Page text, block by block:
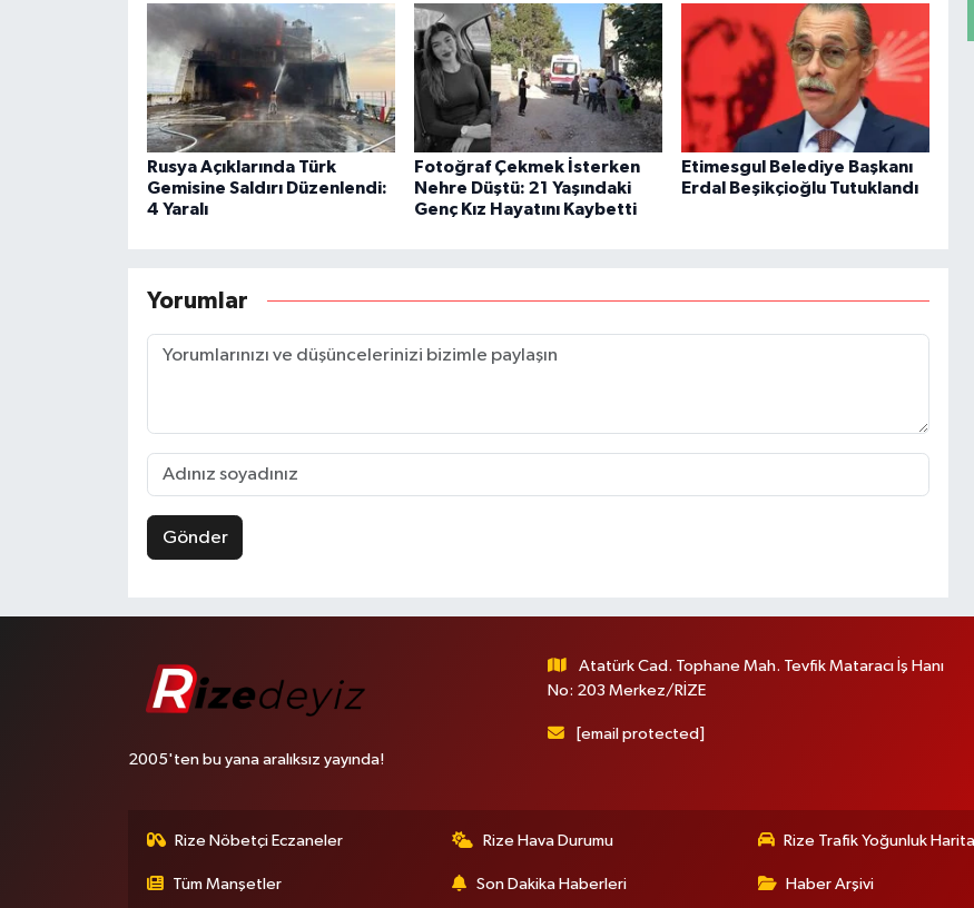
Rusya Açıklarında Türk
Gemisine Saldırı Düzenlendi:
4 Yaralı
Fotoğraf Çekmek İsterken
Nehre Düştü: 21 Yaşındaki
Genç Kız Hayatını Kaybetti
Etimesgul Belediye Başkanı
Erdal Beşikçioğlu Tutuklandı
Yorumlar
Gönder
2005'ten bu yana aralıksız yayında!
Atatürk Cad. Tophane Mah. Tevfik Mataracı İş Hanı
No: 203 Merkez/RİZE
[email protected]
Rize Nöbetçi Eczaneler Rize Hava Durumu Rize Trafik Yoğunluk
Tüm Manşetler Son Dakika Haberleri Haber Arşivi